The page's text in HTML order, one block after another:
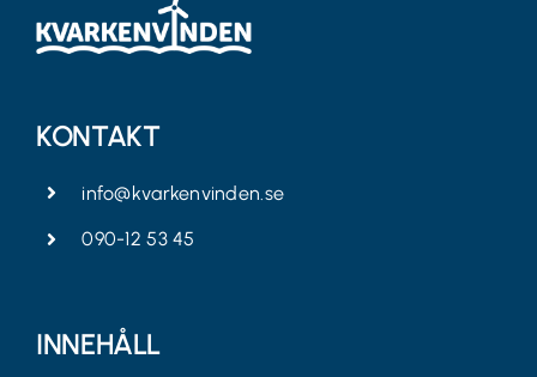
KONTAKT
info@kvarkenvinden.se
090-12 53 45
INNEHÅLL